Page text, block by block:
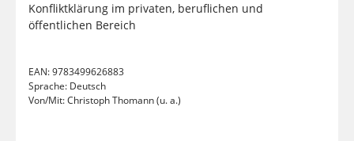
Konfliktklärung im privaten, beruflichen und
öffentlichen Bereich
EAN:9783499626883
Sprache: Deutsch
Von/Mit:Christoph Thomann (u. a.)